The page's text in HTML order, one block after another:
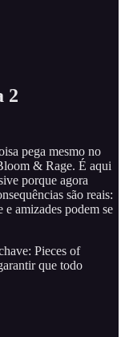
2
pega mesmo no
& Rage. É aqui
porque agora
são reais:
e amizades podem se
Pieces of
que todo